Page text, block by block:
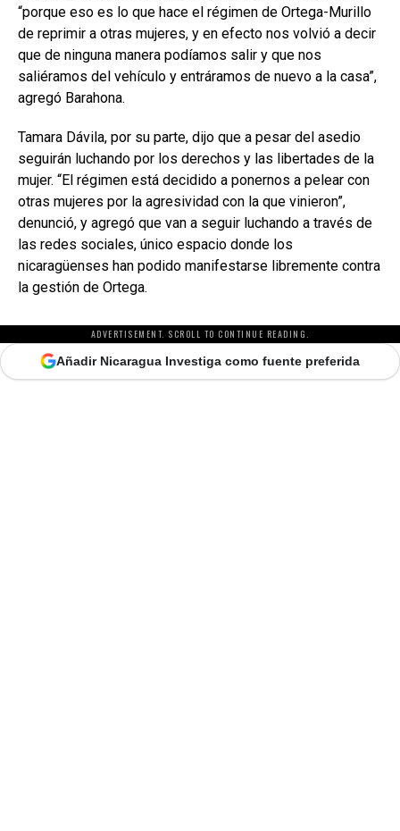
“porque eso es lo que hace el régimen de Ortega-Murillo
de reprimir a otras mujeres, y en efecto nos volvió a decir
que de ninguna manera podíamos salir y que nos
saliéramos del vehículo y entráramos de nuevo a la casa”,
agregó Barahona.
Tamara Dávila, por su parte, dijo que a pesar del asedio
seguirán luchando por los derechos y las libertades de la
mujer. “El régimen está decidido a ponernos a pelear con
otras mujeres por la agresividad con la que vinieron”,
denunció, y agregó que van a seguir luchando a través de
las redes sociales, único espacio donde los
nicaragüenses han podido manifestarse libremente contra
la gestión de Ortega.
ADVERTISEMENT. SCROLL TO CONTINUE READING.
Añadir Nicaragua Investiga como fuente preferida